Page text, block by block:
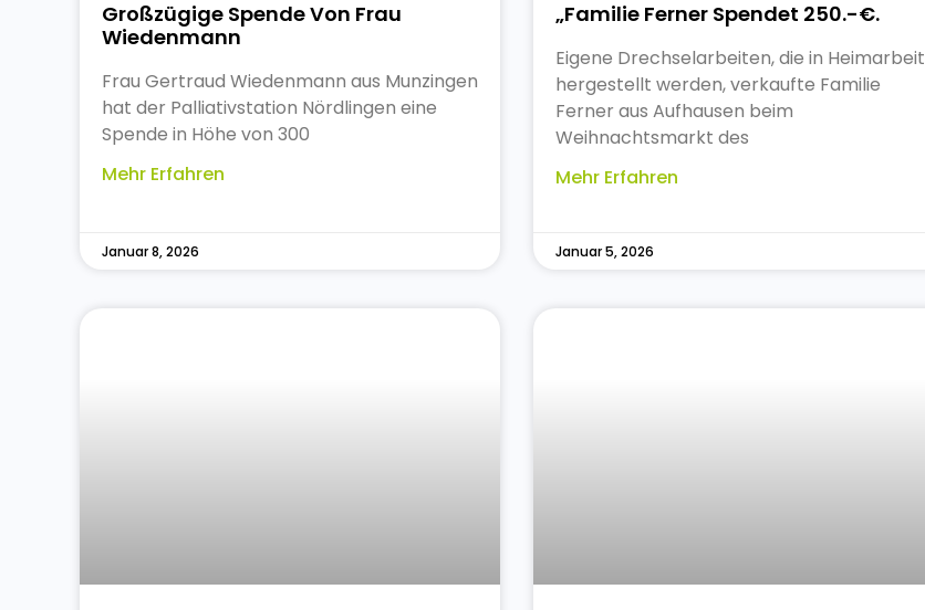
Großzügige Spende Von Frau
Wiedenmann
Frau Gertraud Wiedenmann aus Munzingen
hat der Palliativstation Nördlingen eine
Spende in Höhe von 300
Mehr Erfahren
Januar 8, 2026
„Familie Ferner Spendet 250.-€.
Eigene Drechselarbeiten, die in Heimarbeit
hergestellt werden, verkaufte Familie
Ferner aus Aufhausen beim
Weihnachtsmarkt des
Mehr Erfahren
Januar 5, 2026